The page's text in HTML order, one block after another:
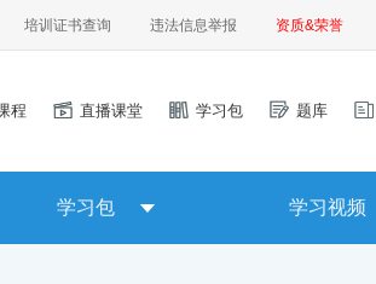
培训证书查询 违法信息举报 资质&荣誉
程 直播课堂 学习包 题库
学习包 学习视频